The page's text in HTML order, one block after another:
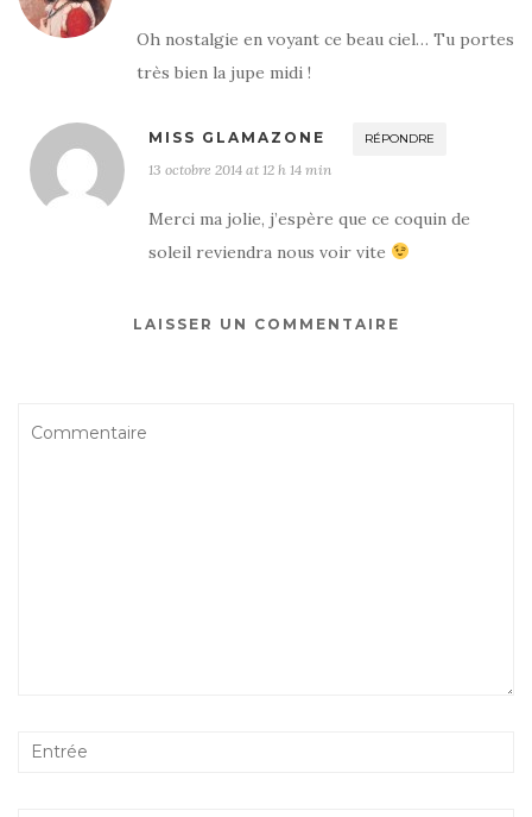
Oh nostalgie en voyant ce beau ciel… Tu portes
très bien la jupe midi !
MISS GLAMAZONE RÉPONDRE
13 octobre 2014 at 12 h 14 min
Merci ma jolie, j’espère que ce coquin de
soleil reviendra nous voir vite
LAISSER UN COMMENTAIRE